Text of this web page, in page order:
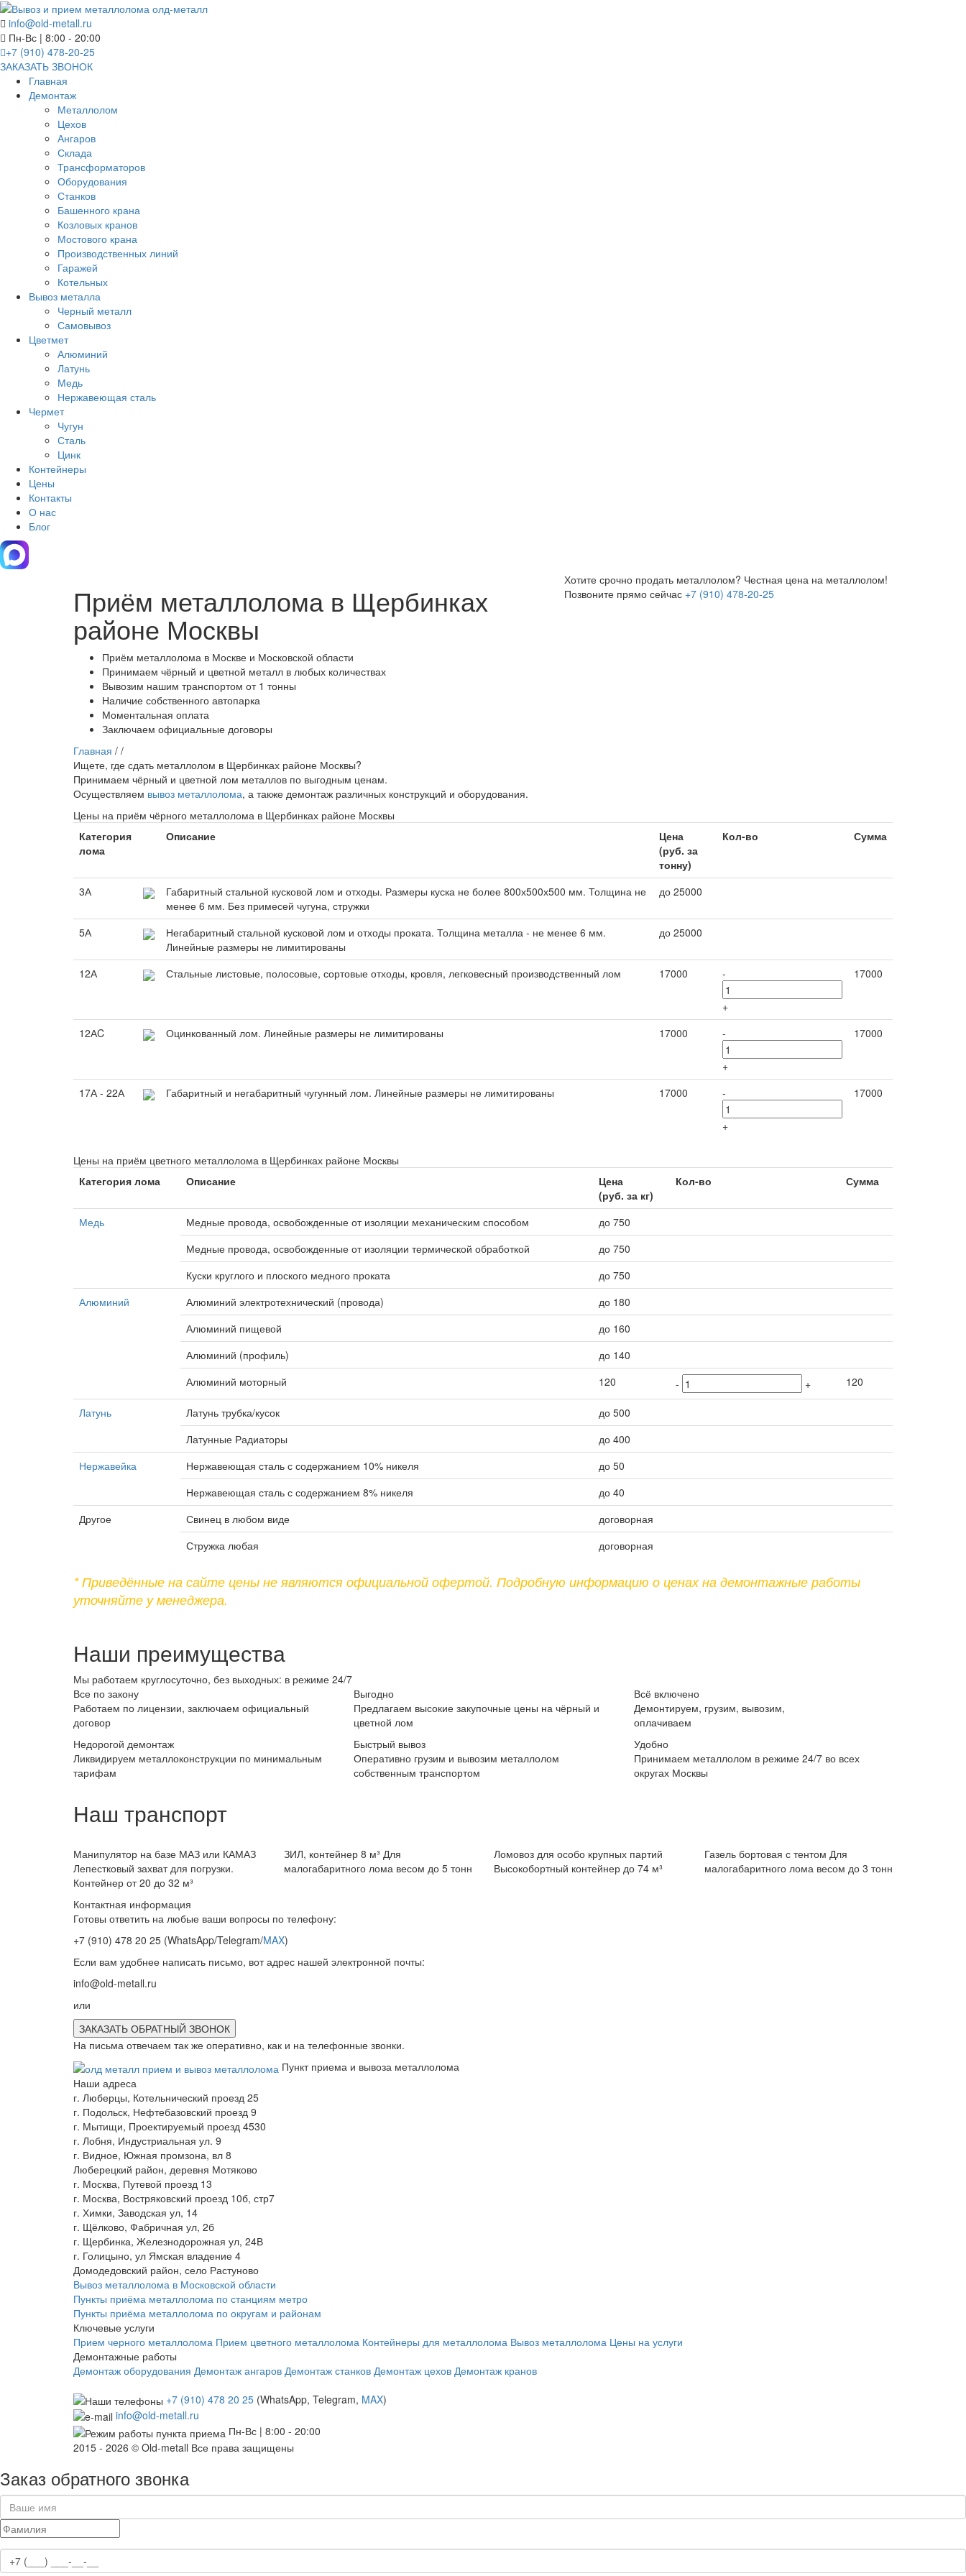
info@old-metall.ru
Пн-Вс | 8:00 - 20:00
+7 (910) 478-20-25
ЗАКАЗАТЬ ЗВОНОК
Главная
Демонтаж
Металлолом
Цехов
Ангаров
Склада
Трансформаторов
Оборудования
Станков
Башенного крана
Козловых кранов
Мостового крана
Производственных линий
Гаражей
Котельных
Вывоз металла
Черный металл
Самовывоз
Цветмет
Алюминий
Латунь
Медь
Нержавеющая сталь
Чермет
Чугун
Сталь
Цинк
Контейнеры
Цены
Контакты
О нас
Блог
Приём металлолома в Щербинках
районе Москвы
Приём металлолома в Москве и Московской области
Принимаем чёрный и цветной металл в любых количествах
Вывозим нашим транспортом от 1 тонны
Наличие собственного автопарка
Моментальная оплата
Заключаем официальные договоры
Хотите срочно продать металлолом? Честная цена на металлолом!
Позвоните прямо сейчас +7 (910) 478-20-25
Главная / /
Ищете, где сдать металлолом в Щербинках районе Москвы?
Принимаем чёрный и цветной лом металлов по выгодным ценам.
Осуществляем вывоз металлолома, а также демонтаж различных конструкций и оборудования.
Цены на приём чёрного металлолома в Щербинках районе Москвы
Категория
лома
Описание
Цена
(руб. за
тонну)
Кол-во Сумма
3А
Габаритный стальной кусковой лом и отходы. Размеры куска не более 800х500х500 мм. Толщина не
менее 6 мм. Без примесей чугуна, стружки
до 25000
5А
Негабаритный стальной кусковой лом и отходы проката. Толщина металла - не менее 6 мм.
Линейные размеры не лимитированы
до 25000
12А Стальные листовые, полосовые, сортовые отходы, кровля, легковесный производственный лом 17000 -
+
17000
12АC Оцинкованный лом. Линейные размеры не лимитированы 17000 -
+
17000
17А - 22А Габаритный и негабаритный чугунный лом. Линейные размеры не лимитированы 17000 -
+
17000
Цены на приём цветного металлолома в Щербинках районе Москвы
Категория лома
Описание
Цена
(руб. за кг)
Кол-во Сумма
Медь Медные провода, освобожденные от изоляции механическим способом
до 750
Медные провода, освобожденные от изоляции термической обработкой
до 750
Куски круглого и плоского медного проката
до 750
Алюминий
Алюминий электротехнический (провода)
до 180
Алюминий пищевой
до 160
Алюминий (профиль)
до 140
Алюминий моторный
120 - + 120
Латунь Латунь трубка/кусок
до 500
Латунные Радиаторы
до 400
Нержавейка
Нержавеющая сталь с содержанием 10% никеля
до 50
Нержавеющая сталь с содержанием 8% никеля
до 40
Другое
Свинец в любом виде
договорная
Стружка любая
договорная
* Приведённые на сайте цены не являются официальной офертой. Подробную информацию о ценах на демонтажные работы
уточняйте у менеджера.
Наши преимущества
Мы работаем круглосуточно, без выходных: в режиме 24/7
Все по закону
Работаем по лицензии, заключаем официальный
договор
Выгодно
Предлагаем высокие закупочные цены на чёрный и
цветной лом
Всё включено
Демонтируем, грузим, вывозим,
оплачиваем
Недорогой демонтаж
Ликвидируем металлоконструкции по минимальным
тарифам
Быстрый вывоз
Оперативно грузим и вывозим металлолом
собственным транспортом
Удобно
Принимаем металлолом в режиме 24/7 во всех
округах Москвы
Наш транспорт
Манипулятор на базе МАЗ или КАМАЗ
Лепестковый захват для погрузки.
Контейнер от 20 до 32 м³
ЗИЛ, контейнер 8 м³Для
малогабаритного лома весом до 5 тонн
Ломовоз для особо крупных партий
Высокобортный контейнер до 74 м³
Газель бортовая с тентом Для
малогабаритного лома весом до 3 тонн
Контактная информация
Готовы ответить на любые ваши вопросы по телефону:
+7 (910) 478 20 25 (WhatsApp/Telegram/MAX)
Если вам удобнее написать письмо, вот адрес нашей электронной почты:
info@old-metall.ru
или
ЗАКАЗАТЬ ОБРАТНЫЙ ЗВОНОК
На письма отвечаем так же оперативно, как и на телефонные звонки.
Пункт приема и вывоза металлолома
Наши адреса
г. Люберцы, Котельнический проезд 25
г. Подольск, Нефтебазовский проезд 9
г. Мытищи, Проектируемый проезд 4530
г. Лобня, Индустриальная ул. 9
г. Видное, Южная промзона, вл 8
Люберецкий район, деревня Мотяково
г. Москва, Путевой проезд 13
г. Москва, Востряковский проезд 10б, стр7
г. Химки, Заводская ул, 14
г. Щёлково, Фабричная ул, 2б
г. Щербинка, Железнодорожная ул, 24В
г. Голицыно, ул Ямская владение 4
Домодедовский район, село Растуново
Вывоз металлолома в Московской области
Пункты приёма металлолома по станциям метро
Пункты приёма металлолома по округам и районам
Ключевые услуги
Прием черного металлолома Прием цветного металлолома Контейнеры для металлолома Вывоз металлолома Цены на услуги
Демонтажные работы
Демонтаж оборудования Демонтаж ангаров Демонтаж станков Демонтаж цехов Демонтаж кранов
+7 (910) 478 20 25 (WhatsApp, Telegram, MAX)
info@old-metall.ru
Пн-Вс | 8:00 - 20:00
2015 - 2026 © Old-metall Все права защищены
Заказ обратного звонка